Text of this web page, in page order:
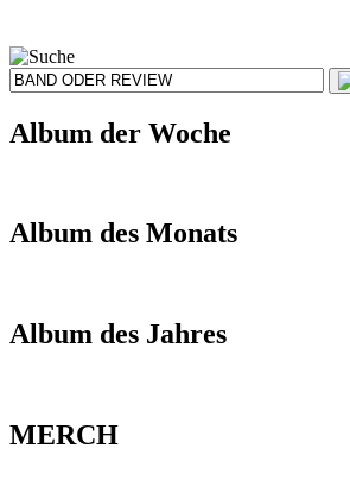
Album der Woche
Album des Monats
Album des Jahres
MERCH